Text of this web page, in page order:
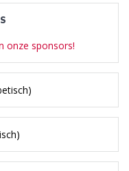
onze sponsors!